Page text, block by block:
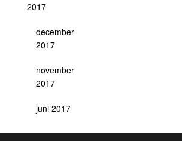
2017
december
2017
november
2017
juni 2017